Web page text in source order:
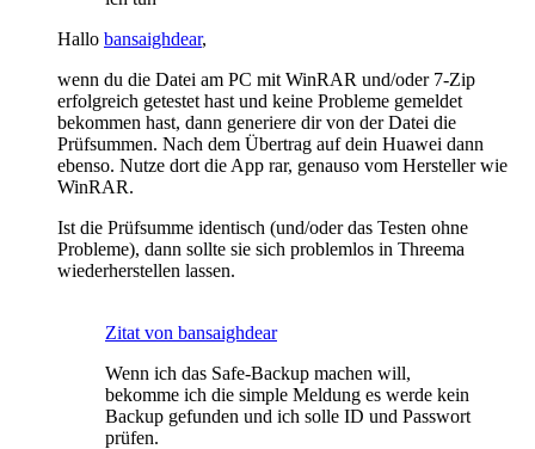
Hallo bansaighdear,
wenn du die Datei am PC mit WinRAR und/oder 7-Zip
erfolgreich getestet hast und keine Probleme gemeldet
bekommen hast, dann generiere dir von der Datei die
Prüfsummen. Nach dem Übertrag auf dein Huawei dann
ebenso. Nutze dort die App rar, genauso vom Hersteller wie
WinRAR.
Ist die Prüfsumme identisch (und/oder das Testen ohne
Probleme), dann sollte sie sich problemlos in Threema
wiederherstellen lassen.
Zitat von bansaighdear
Wenn ich das Safe-Backup machen will,
bekomme ich die simple Meldung es werde kein
Backup gefunden und ich solle ID und Passwort
prüfen.